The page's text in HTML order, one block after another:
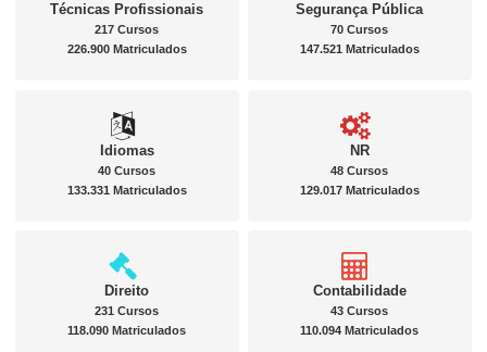
Técnicas Profissionais
217 Cursos
226.900 Matriculados
Segurança Pública
70 Cursos
147.521 Matriculados
Idiomas
40 Cursos
133.331 Matriculados
NR
48 Cursos
129.017 Matriculados
Direito
231 Cursos
118.090 Matriculados
Contabilidade
43 Cursos
110.094 Matriculados